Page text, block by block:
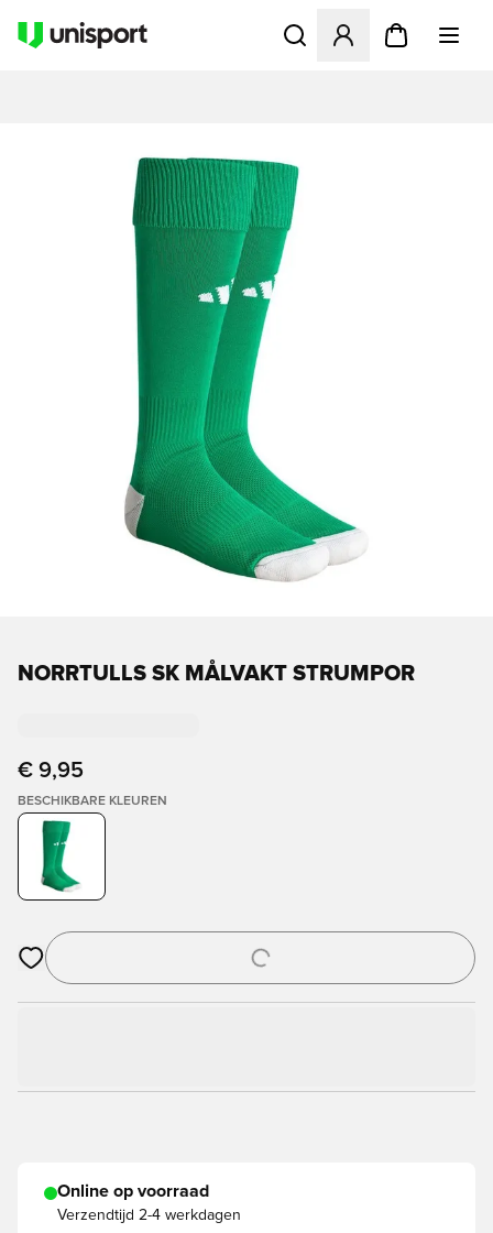
Opent een venster om in
NORRTULLS SK MÅLVAKT STRUMPOR
€ 9,95
BESCHIKBARE KLEUREN
Opent een venster om in te loggen of je aan te melden als lid
Online op voorraad
Verzendtijd 2-4 werkdagen